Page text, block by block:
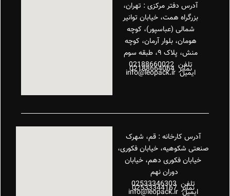
آدرس دفتر مرکزی : تهران،
بزرگراه همت، خیابان توانیر
شمالی (عباسپور)، کوچه
هومان، بلوار آرمان، کوچه
منش، پلاک ۹، طبقه سوم
تلفن 02188660022
نمابر 02188664064
ایمیل info@leopack.ir
آدرس کارخانه : قم، شهرک
صنعتی شکوهیه، خیابان فکوری،
خیابان فکوری دهم، خیابان
دوران نهم
تلفن 02533346303
نمابر 02533344167
ایمیل info@leopack.ir